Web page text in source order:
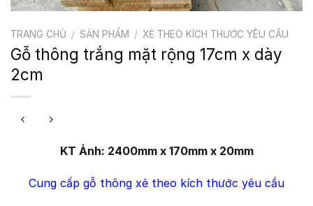
TRANG CHỦ / SẢN PHẨM / XẺ THEO KÍCH THƯỚC YÊU CẦU
Gỗ thông trắng mặt rộng 17cm x dày
2cm
KT Ảnh: 2400mm x 170mm x 20mm
Cung cấp gỗ thông xẻ theo kích thước yêu cầu